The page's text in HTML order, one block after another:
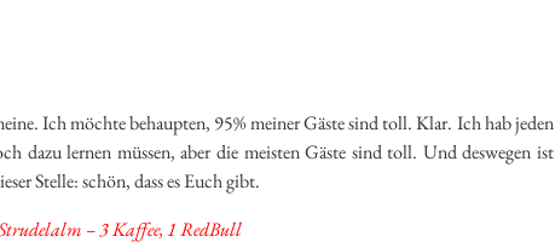
Ich möchte behaupten, 95% meiner Gäste sind toll. Klar. Ich hab jeden
dazu lernen müssen, aber die meisten Gäste sind toll. Und deswegen ist
Stelle: schön, dass es Euch gibt.
– 3 Kaffee, 1 RedBull